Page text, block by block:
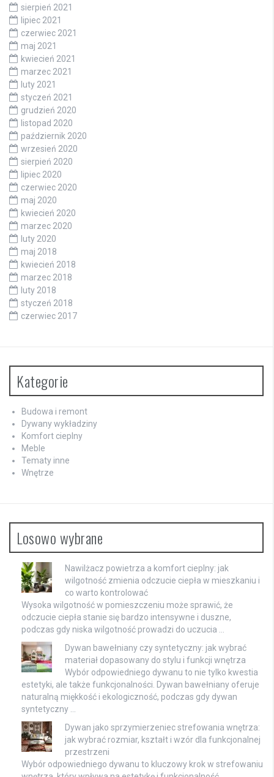
sierpień 2021
lipiec 2021
czerwiec 2021
maj 2021
kwiecień 2021
marzec 2021
luty 2021
styczeń 2021
grudzień 2020
listopad 2020
październik 2020
wrzesień 2020
sierpień 2020
lipiec 2020
czerwiec 2020
maj 2020
kwiecień 2020
marzec 2020
luty 2020
maj 2018
kwiecień 2018
marzec 2018
luty 2018
styczeń 2018
czerwiec 2017
Kategorie
Budowa i remont
Dywany wykładziny
Komfort cieplny
Meble
Tematy inne
Wnętrze
Losowo wybrane
Nawilżacz powietrza a komfort cieplny: jak
wilgotność zmienia odczucie ciepła w mieszkaniu i
co warto kontrolować
Wysoka wilgotność w pomieszczeniu może sprawić, że
odczucie ciepła stanie się bardzo intensywne i duszne,
podczas gdy niska wilgotność prowadzi do uczucia …
Dywan bawełniany czy syntetyczny: jak wybrać
materiał dopasowany do stylu i funkcji wnętrza
Wybór odpowiedniego dywanu to nie tylko kwestia
estetyki, ale także funkcjonalności. Dywan bawełniany oferuje
naturalną miękkość i ekologiczność, podczas gdy dywan
syntetyczny …
Dywan jako sprzymierzeniec strefowania wnętrza:
jak wybrać rozmiar, kształt i wzór dla funkcjonalnej
przestrzeni
Wybór odpowiedniego dywanu to kluczowy krok w strefowaniu